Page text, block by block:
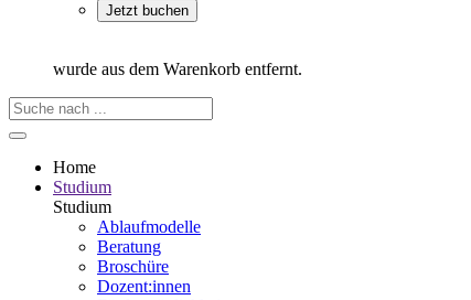
Jetzt buchen
wurde aus dem Warenkorb entfernt.
Home
Studium
Studium
Ablaufmodelle
Beratung
Broschüre
Dozent:innen